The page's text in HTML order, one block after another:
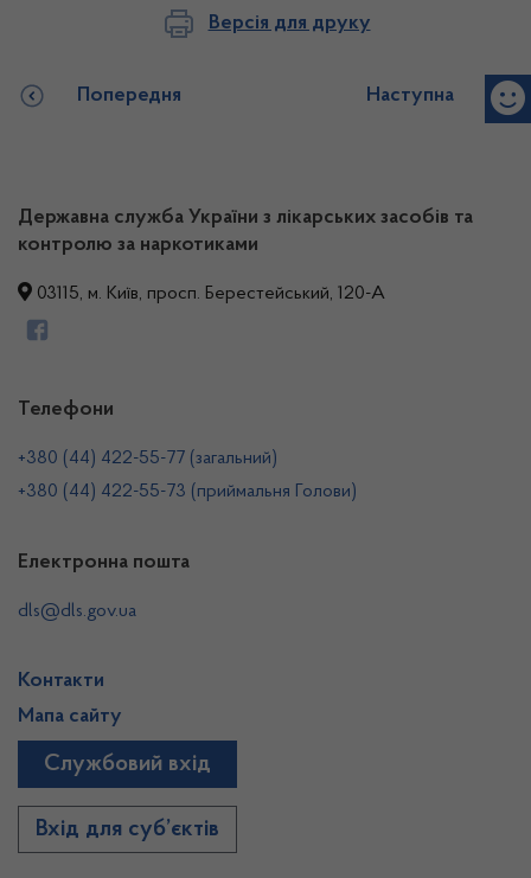
Версія для друку
Попередня Наступна
Державна служба України з лікарських засобів та
контролю за наркотиками
03115, м. Київ, просп. Берестейський, 120-А
Телефони
+380 (44) 422-55-77 (загальний)
+380 (44) 422-55-73 (приймальня Голови)
Електронна пошта
dls@dls.gov.ua
Контакти
Мапа сайту
Службовий вхід
Вхід для суб’єктів